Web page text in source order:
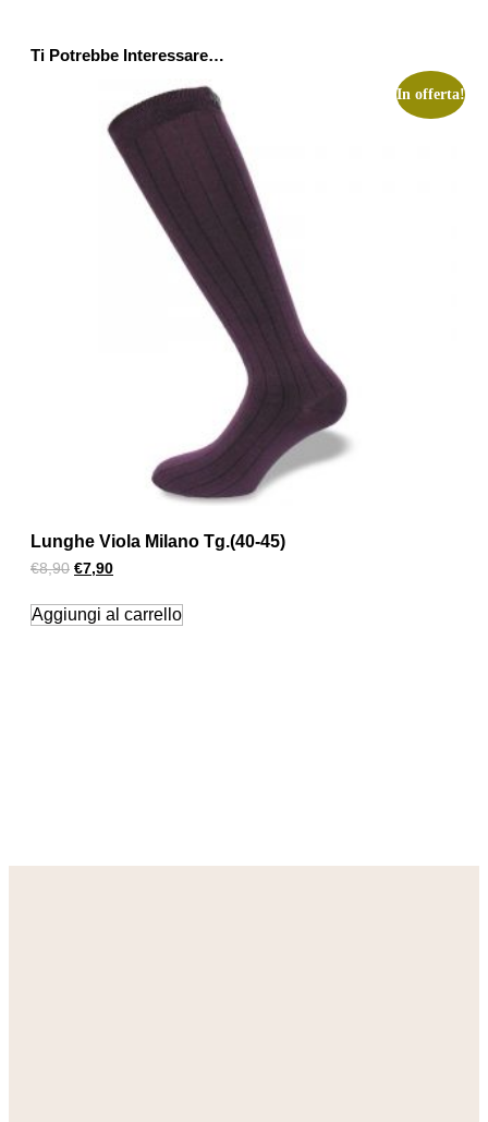
Ti Potrebbe Interessare…
In offerta!
Lunghe Viola Milano Tg.(40-45)
€8,90 €7,90
Aggiungi al carrello